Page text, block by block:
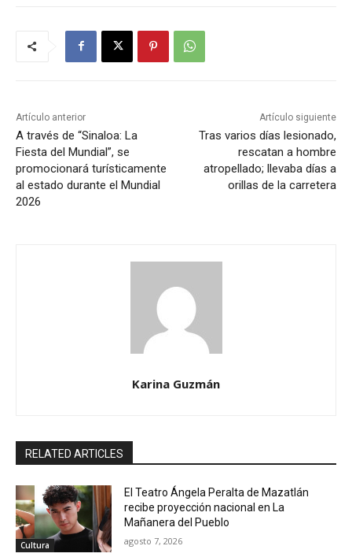
Artículo anterior
A través de “Sinaloa: La
Fiesta del Mundial”, se
promocionará turísticamente
al estado durante el Mundial
2026
Artículo siguiente
Tras varios días lesionado,
rescatan a hombre
atropellado; llevaba días a
orillas de la carretera
Karina Guzmán
RELATED ARTICLES
Cultura
El Teatro Ángela Peralta de Mazatlán
recibe proyección nacional en La
Mañanera del Pueblo
agosto 7, 2026